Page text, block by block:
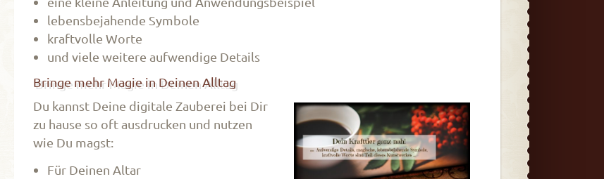
lebensbejahende Symbole
kraftvolle Worte
und viele weitere aufwendige Details
Bringe mehr Magie in Deinen Alltag
Du kannst Deine digitale Zauberei bei Dir
zu hause so oft ausdrucken und nutzen
wie Du magst:
Für Deinen Altar